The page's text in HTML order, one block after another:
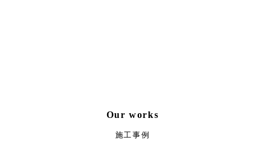
Our works
施工事例